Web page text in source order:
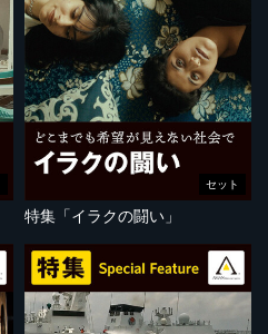
セット
特集「イラクの闘い」